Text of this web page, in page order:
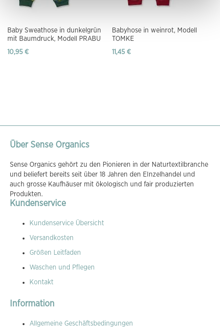
Baby Sweathose in dunkelgrün
mit Baumdruck, Modell PRABU
10,95 €
Babyhose in weinrot, Modell
TOMKE
11,45 €
Über Sense Organics
Sense Organics gehört zu den Pionieren in der Naturtextilbranche
und beliefert bereits seit über 18 Jahren den EInzelhandel und
auch grosse Kaufhäuser mit ökologisch und fair produzierten
Produkten.
Kundenservice
Kundenservice Übersicht
Versandkosten
Größen Leitfaden
Waschen und Pflegen
Kontakt
Information
Allgemeine Geschäftsbedingungen